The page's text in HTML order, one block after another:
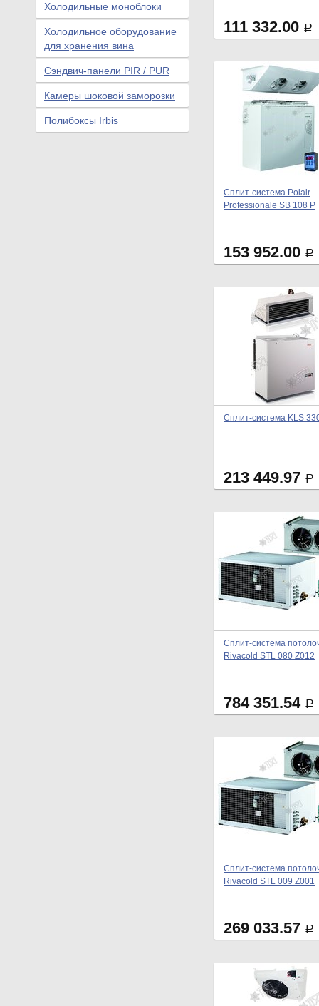
111 332.00 Р
Сплит-система Polair
Professionale SB 108 P
153 952.00 Р
Сплит-система KLS
213 449.97 Р
Сплит-система
Rivacold STL 080 Z012
784 351.54 Р
Сплит-система
Rivacold STL 009 Z001
269 033.57 Р
Холодильные моноблоки
Холодильное оборудование
для хранения вина
Сэндвич-панели PIR / PUR
Камеры шоковой заморозки
Полибоксы Irbis